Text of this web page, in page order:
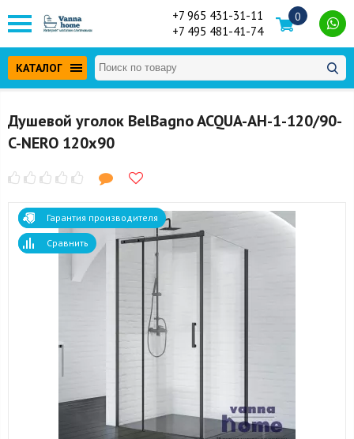
+7 965 431-31-11
+7 495 481-41-74
0
КАТАЛОГ
Душевой уголок BelBagno ACQUA-AH-1-120/90-
C-NERO 120x90
Гарантия производителя
Сравнить